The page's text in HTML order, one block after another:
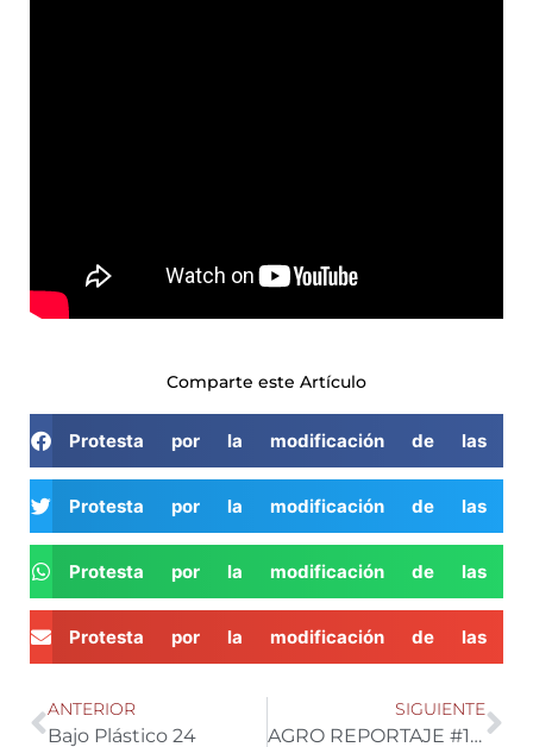
Comparte este Artículo
Protesta por la modificación de las
Protesta por la modificación de las
Protesta por la modificación de las
Protesta por la modificación de las
ANTERIOR
Bajo Plástico 24
SIGUIENTE
AGRO REPORTAJE #1 | «La batalla por el envase»